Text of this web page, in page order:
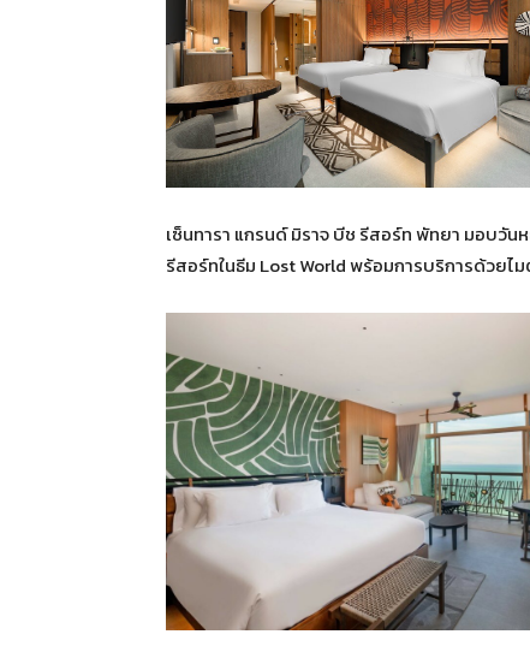
เซ็นทารา แกรนด์ มิราจ บีช รีสอร์ท พัทยา มอ
รีสอร์ทในธีม Lost World พร้อมการบริการด้วยไ